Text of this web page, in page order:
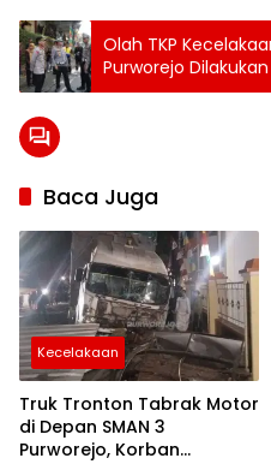
Tag:
24 jam
purworejo
berita
24
jam
berita
purworejo
berita
purworejo
hari ini
Berita
Purworejo
Terkini
berita
terkini
purworejo
Topik:
Laka
Olah TKP
Purworejo
oleh Mabes Polri
Baca Juga
Kecelakaan
Truk Tronton Tabrak Motor
di Depan SMAN 3
Purworejo, Korban